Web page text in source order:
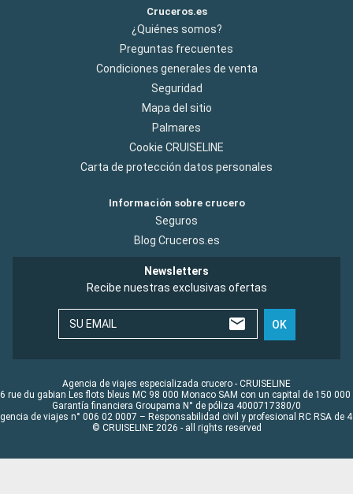
Cruceros.es
¿Quiénes somos?
Preguntas frecuentes
Condiciones generales de venta
Seguridad
Mapa del sitio
Palmares
Cookie CRUISELINE
Carta de protección datos personales
Información sobre crucero
Seguros
Blog Cruceros.es
Newsletters
Recibe nuestras exclusivas ofertas
SU EMAIL OK
Agencia de viajes especializada crucero - CRUISELINE
rue du gabian Les flots bleus MC 98 000 Monaco SAM con un capital de 150 000
Garantía financiera Groupama N° de póliza 4000717380/0
de viajes n° 006 02 0007 – Responsabilidad civil y profesional RC RSA de
© CRUISELINE 2026 - all rights reserved